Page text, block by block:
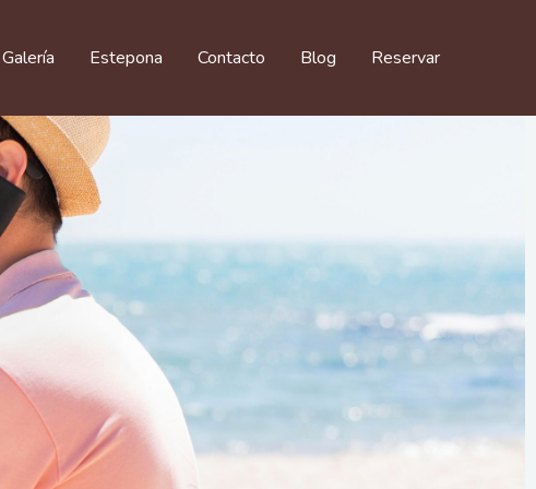
Galería Estepona Contacto Blog Reservar